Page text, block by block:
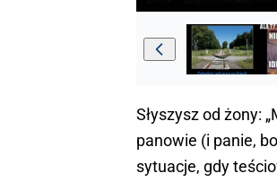
Słyszysz od żony:
panowie (i panie,
sytuacje, gdy